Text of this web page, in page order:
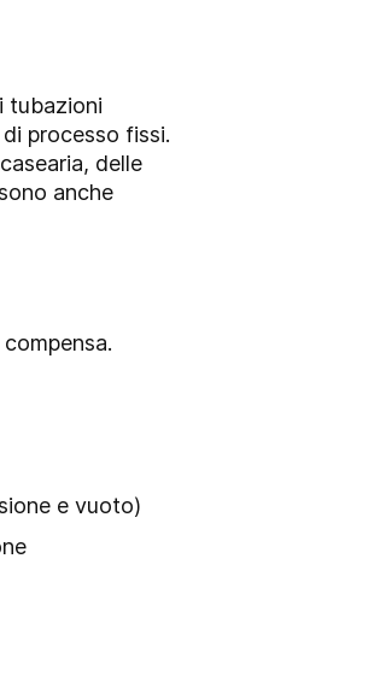
tubazioni
processo fissi.
delle
anche
e vuoto)